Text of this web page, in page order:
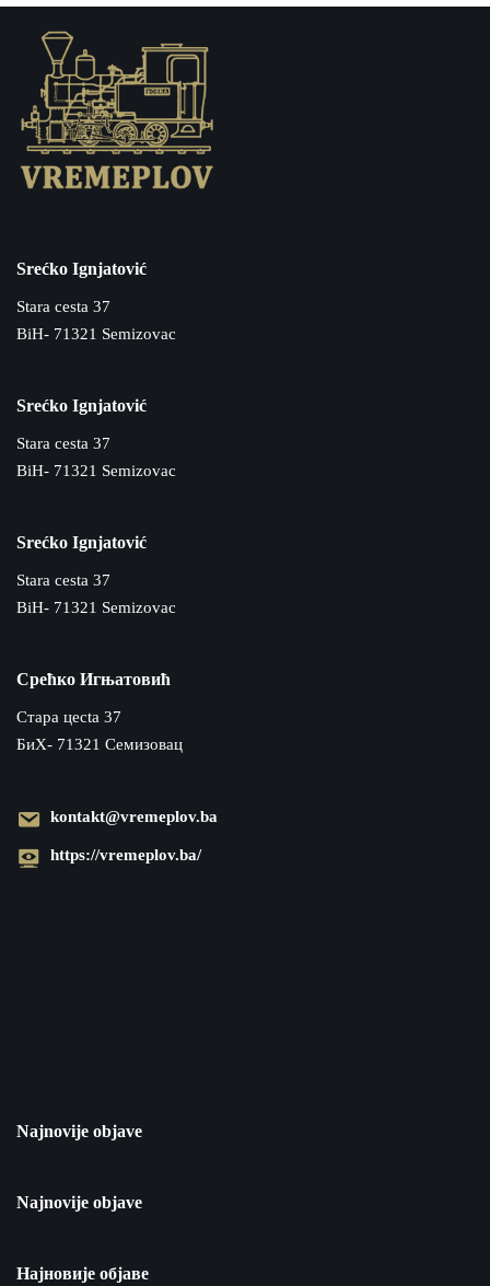
Srećko Ignjatović
Stara cesta 37
BiH- 71321 Semizovac
Srećko Ignjatović
Stara cesta 37
BiH- 71321 Semizovac
Srećko Ignjatović
Stara cesta 37
BiH- 71321 Semizovac
Срећко Игњатовић
Cтара цecta 37
БиХ- 71321 Семизовац
kontakt@vremeplov.ba
https://vremeplov.ba/
Najnovije objave
Najnovije objave
Најновије објаве